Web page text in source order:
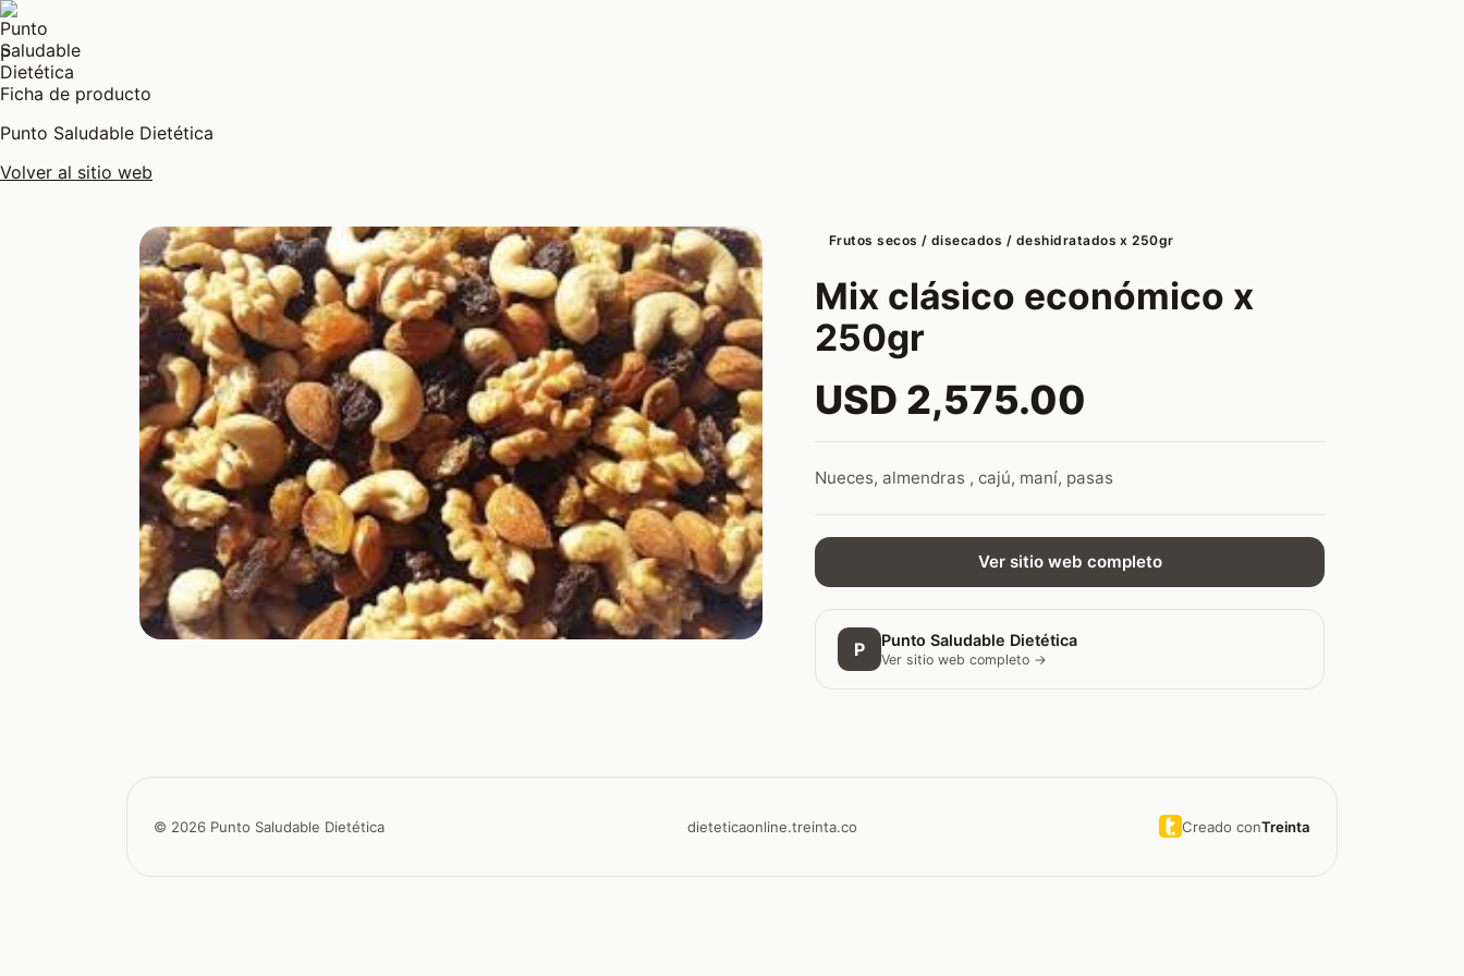
P
Ficha de producto
Punto Saludable Dietética
Volver al sitio web
Frutos secos / disecados / deshidratados x 250gr
Mix clásico económico x
250gr
USD 2,575.00
Nueces, almendras , cajú, maní, pasas
Ver sitio web completo
P Punto Saludable Dietética
Ver sitio web completo →
© 2026 Punto Saludable Dietética dieteticaonline.treinta.co Creado conTreinta